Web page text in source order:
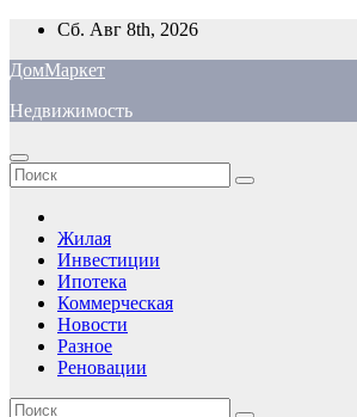
Перейти
содержимому
Сб. Авг 8th, 2026
ДомМаркет
Недвижимость
Жилая
Инвестиции
Ипотека
Коммерческая
Новости
Разное
Реновации